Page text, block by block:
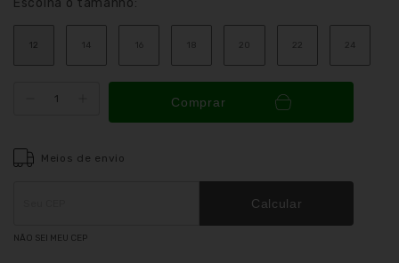
Escolha o tamanho:
12 14 16 18 20 22 24
Comprar
Meios de envio
ALTERAR CEP
Calcular
NÃO SEI MEU CEP